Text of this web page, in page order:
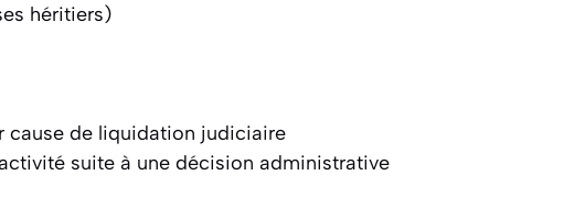
héritiers)
cause de liquidation judiciaire
suite à une décision administrative